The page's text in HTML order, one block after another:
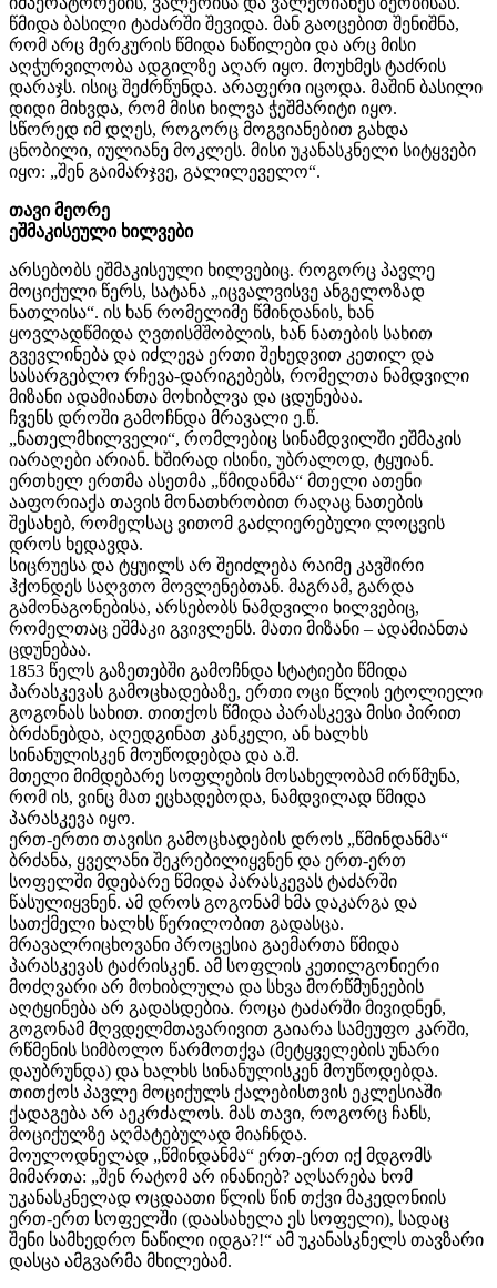
წმიდა ბასილი ტაძარში შევიდა. მან გაოცებით შენიშნა,
რომ არც მერკურის წმიდა ნაწილები და არც მისი
აღჭურვილობა ადგილზე აღარ იყო. მოუხმეს ტაძრის
დარაჯს. ისიც შეძრწუნდა. არაფერი იცოდა. მაშინ ბასილი
დიდი მიხვდა, რომ მისი ხილვა ჭეშმარიტი იყო.
სწორედ იმ დღეს, როგორც მოგვიანებით გახდა
ცნობილი, იულიანე მოკლეს. მისი უკანასკნელი სიტყვები
იყო: „შენ გაიმარჯვე, გალილეველო“.
თავი მეორე
ეშმაკისეული ხილვები
არსებობს ეშმაკისეული ხილვებიც. როგორც პავლე
მოციქული წერს, სატანა „იცვალვისვე ანგელოზად
ნათლისა“. ის ხან რომელიმე წმინდანის, ხან
ყოვლადწმიდა ღვთისმშობლის, ხან ნათების სახით
გვევლინება და იძლევა ერთი შეხედვით კეთილ და
სასარგებლო რჩევა-დარიგებებს, რომელთა ნამდვილი
მიზანი ადამიანთა მოხიბლვა და ცდუნებაა.
ჩვენს დროში გამოჩნდა მრავალი ე.წ.
„ნათელმხილველი“, რომლებიც სინამდვილში ეშმაკის
იარაღები არიან. ხშირად ისინი, უბრალოდ, ტყუიან.
ერთხელ ერთმა ასეთმა „წმიდანმა“ მთელი ათენი
ააფორიაქა თავის მონათხრობით რაღაც ნათების
შესახებ, რომელსაც ვითომ გაძლიერებული ლოცვის
დროს ხედავდა.
სიცრუესა და ტყუილს არ შეიძლება რაიმე კავშირი
ჰქონდეს საღვთო მოვლენებთან. მაგრამ, გარდა
გამონაგონებისა, არსებობს ნამდვილი ხილვებიც,
რომელთაც ეშმაკი გვივლენს. მათი მიზანი – ადამიანთა
ცდუნებაა.
1853 წელს გაზეთებში გამოჩნდა სტატიები წმიდა
პარასკევას გამოცხადებაზე, ერთი ოცი წლის ეტოლიელი
გოგონას სახით. თითქოს წმიდა პარასკევა მისი პირით
ბრძანებდა, აღედგინათ კანკელი, ან ხალხს
სინანულისკენ მოუწოდებდა და ა.შ.
მთელი მიმდებარე სოფლების მოსახელობამ ირწმუნა,
რომ ის, ვინც მათ ეცხადებოდა, ნამდვილად წმიდა
პარასკევა იყო.
ერთ-ერთი თავისი გამოცხადების დროს „წმინდანმა“
ბრძანა, ყველანი შეკრებილიყვნენ და ერთ-ერთ
სოფელში მდებარე წმიდა პარასკევას ტაძარში
წასულიყვნენ. ამ დროს გოგონამ ხმა დაკარგა და
სათქმელი ხალხს წერილობით გადასცა.
მრავალრიცხოვანი პროცესია გაემართა წმიდა
პარასკევას ტაძრისკენ. ამ სოფლის კეთილგონიერი
მოძღვარი არ მოხიბლულა და სხვა მორწმუნეების
აღტყინება არ გადასდებია. როცა ტაძარში მივიდნენ,
გოგონამ მღვდელმთავარივით გაიარა სამეუფო კარში,
რწმენის სიმბოლო წარმოთქვა (მეტყველების უნარი
დაუბრუნდა) და ხალხს სინანულისკენ მოუწოდებდა.
თითქოს პავლე მოციქულს ქალებისთვის ეკლესიაში
ქადაგება არ აეკრძალოს. მას თავი, როგორც ჩანს,
მოციქულზე აღმატებულად მიაჩნდა.
მოულოდნელად „წმინდანმა“ ერთ-ერთ იქ მდგომს
მიმართა: „შენ რატომ არ ინანიებ? აღსარება ხომ
უკანასკნელად ოცდაათი წლის წინ თქვი მაკედონიის
ერთ-ერთ სოფელში (დაასახელა ეს სოფელი), სადაც
შენი სამხედრო ნაწილი იდგა?!“ ამ უკანასკნელს თავზარი
დასცა ამგვარმა მხილებამ.